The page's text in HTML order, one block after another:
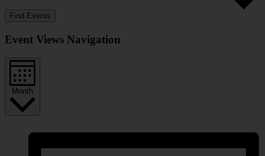
Find Events
Event Views Navigation
Month